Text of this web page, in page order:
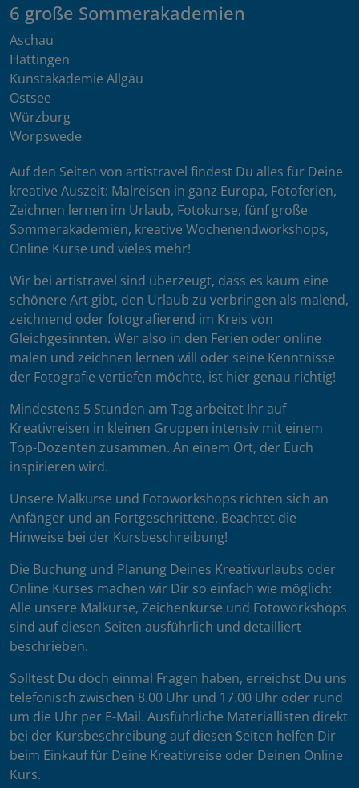
6 große Sommerakademien
Aschau
Hattingen
Kunstakademie Allgäu
Ostsee
Würzburg
Worpswede
Auf den Seiten von artistravel findest Du alles für Deine
kreative Auszeit: Malreisen in ganz Europa, Fotoferien,
Zeichnen lernen im Urlaub, Fotokurse, fünf große
Sommerakademien, kreative Wochenendworkshops,
Online Kurse und vieles mehr!
Wir bei artistravel sind überzeugt, dass es kaum eine
schönere Art gibt, den Urlaub zu verbringen als malend,
zeichnend oder fotografierend im Kreis von
Gleichgesinnten. Wer also in den Ferien oder online
malen und zeichnen lernen will oder seine Kenntnisse
der Fotografie vertiefen möchte, ist hier genau richtig!
Mindestens 5 Stunden am Tag arbeitet Ihr auf
Kreativreisen in kleinen Gruppen intensiv mit einem
Top-Dozenten zusammen. An einem Ort, der Euch
inspirieren wird.
Unsere Malkurse und Fotoworkshops richten sich an
Anfänger und an Fortgeschrittene. Beachtet die
Hinweise bei der Kursbeschreibung!
Die Buchung und Planung Deines Kreativurlaubs oder
Online Kurses machen wir Dir so einfach wie möglich:
Alle unsere Malkurse, Zeichenkurse und Fotoworkshops
sind auf diesen Seiten ausführlich und detailliert
beschrieben.
Solltest Du doch einmal Fragen haben, erreichst Du uns
telefonisch zwischen 8.00 Uhr und 17.00 Uhr oder rund
um die Uhr per E-Mail. Ausführliche Materiallisten direkt
bei der Kursbeschreibung auf diesen Seiten helfen Dir
beim Einkauf für Deine Kreativreise oder Deinen Online
Kurs.